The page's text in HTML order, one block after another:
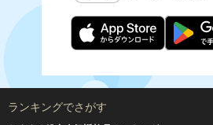
ランキングでさがす